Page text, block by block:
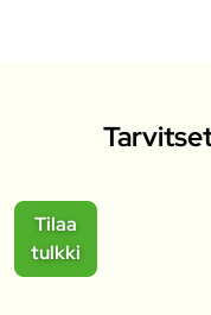
Tilaa
tulkki